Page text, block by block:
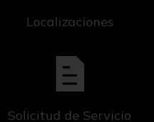
Localizaciones
Solicitud de Servicio